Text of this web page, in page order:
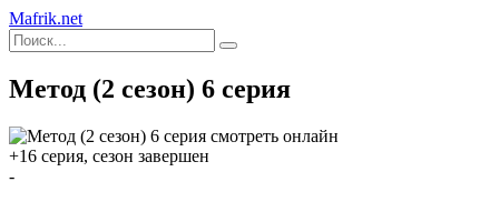
Mafrik.net
Метод (2 сезон) 6 серия
+16 серия, сезон завершен
-